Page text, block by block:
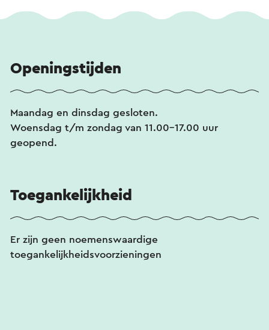
Openingstijden
Maandag en dinsdag gesloten.
Woensdag t/m zondag van 11.00-17.00 uur
geopend.
Toegankelijkheid
Er zijn geen noemenswaardige
toegankelijkheidsvoorzieningen